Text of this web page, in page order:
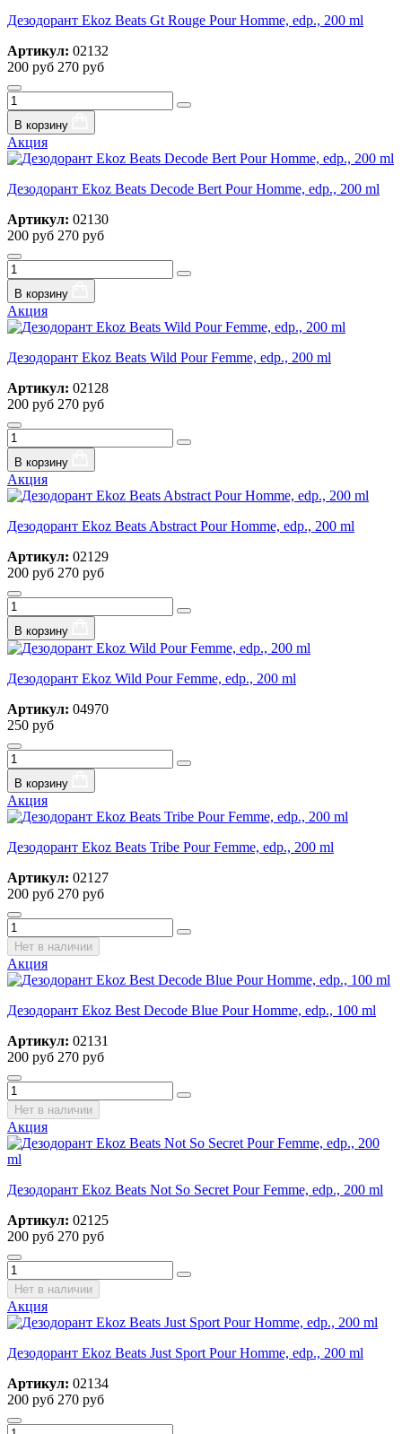
Дезодорант Ekoz Beats Gt Rouge Pour Homme, edp., 200 ml
Артикул: 02132
200 руб 270 руб
В корзину
Акция
Дезодорант Ekoz Beats Decode Bert Pour Homme, edp., 200 ml
Артикул: 02130
200 руб 270 руб
В корзину
Акция
Дезодорант Ekoz Beats Wild Pour Femme, edp., 200 ml
Артикул: 02128
200 руб 270 руб
В корзину
Акция
Дезодорант Ekoz Beats Abstract Pour Homme, edp., 200 ml
Артикул: 02129
200 руб 270 руб
В корзину
Дезодорант Ekoz Wild Pour Femme, edp., 200 ml
Артикул: 04970
250 руб
В корзину
Акция
Дезодорант Ekoz Beats Tribe Pour Femme, edp., 200 ml
Артикул: 02127
200 руб 270 руб
Нет в наличии
Акция
Дезодорант Ekoz Best Decode Blue Pour Homme, edp., 100 ml
Артикул: 02131
200 руб 270 руб
Нет в наличии
Акция
Дезодорант Ekoz Beats Not So Secret Pour Femme, edp., 200 ml
Артикул: 02125
200 руб 270 руб
Нет в наличии
Акция
Дезодорант Ekoz Beats Just Sport Pour Homme, edp., 200 ml
Артикул: 02134
200 руб 270 руб